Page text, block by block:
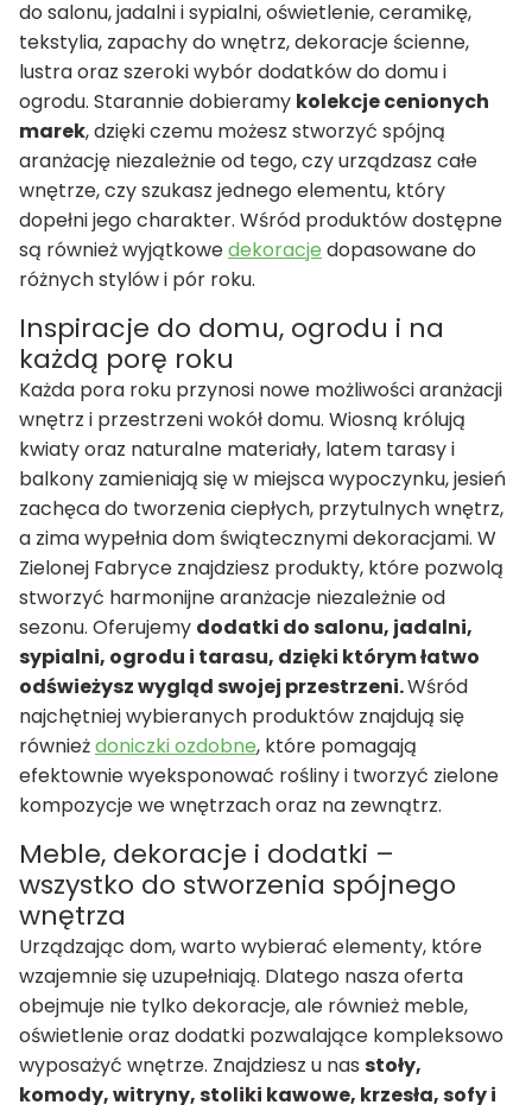
do salonu, jadalni i sypialni, oświetlenie, ceramikę,
tekstylia, zapachy do wnętrz, dekoracje ścienne,
lustra oraz szeroki wybór dodatków do domu i
ogrodu. Starannie dobieramy kolekcje cenionych
marek, dzięki czemu możesz stworzyć spójną
aranżację niezależnie od tego, czy urządzasz całe
wnętrze, czy szukasz jednego elementu, który
dopełni jego charakter. Wśród produktów dostępne
są również wyjątkowedekoracje dopasowane do
różnych stylów i pór roku.
Inspiracje do domu, ogrodu i na
każdą porę roku
Każda pora roku przynosi nowe możliwości aranżacji
wnętrz i przestrzeni wokół domu. Wiosną królują
kwiaty oraz naturalne materiały, latem tarasy i
balkony zamieniają się w miejsca wypoczynku, jesień
zachęca do tworzenia ciepłych, przytulnych wnętrz,
a zima wypełnia dom świątecznymi dekoracjami. W
Zielonej Fabryce znajdziesz produkty, które pozwolą
stworzyć harmonijne aranżacje niezależnie od
sezonu. Oferujemy dodatki do salonu, jadalni,
sypialni, ogrodu i tarasu, dzięki którym łatwo
odświeżysz wygląd swojej przestrzeni.Wśród
najchętniej wybieranych produktów znajdują się
równieżdoniczki ozdobne, które pomagają
efektownie wyeksponować rośliny i tworzyć zielone
kompozycje we wnętrzach oraz na zewnątrz.
Meble, dekoracje i dodatki –
wszystko do stworzenia spójnego
wnętrza
Urządzając dom, warto wybierać elementy, które
wzajemnie się uzupełniają. Dlatego nasza oferta
obejmuje nie tylko dekoracje, ale również meble,
oświetlenie oraz dodatki pozwalające kompleksowo
wyposażyć wnętrze. Znajdziesz u nas stoły,
komody, witryny, stoliki kawowe, krzesła, sofy i